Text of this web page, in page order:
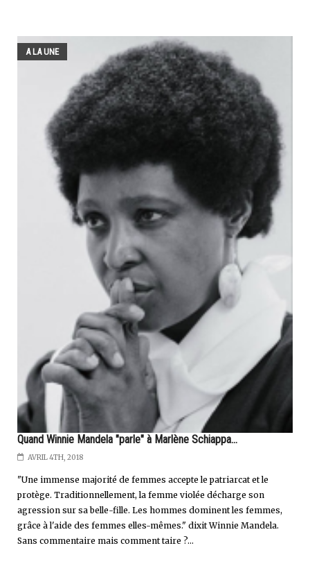
A LA UNE
Quand Winnie Mandela "parle" à Marlène Schiappa...
AVRIL 4TH, 2018
"Une immense majorité de femmes accepte le patriarcat et le
protège. Traditionnellement, la femme violée décharge son
agression sur sa belle-fille. Les hommes dominent les femmes,
grâce à l'aide des femmes elles-mêmes." dixit Winnie Mandela.
Sans commentaire mais comment taire ?...